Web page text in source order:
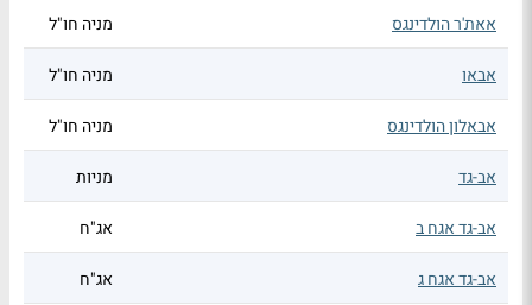
אאת'ר הולדינגס מניה חו"ל
אבאו מניה חו"ל
אבאלון הולדינגס מניה חו"ל
אב-גד מניות
אב-גד אגח ב אג"ח
אב-גד אגח ג אג"ח